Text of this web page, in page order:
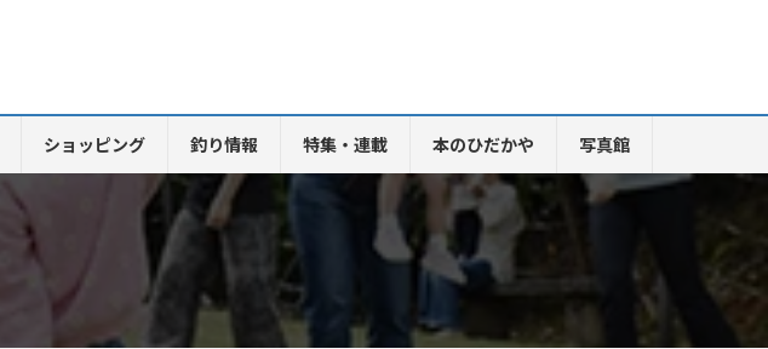
ショッピング 釣り情報 特集・連載 本のひだかや 写真館